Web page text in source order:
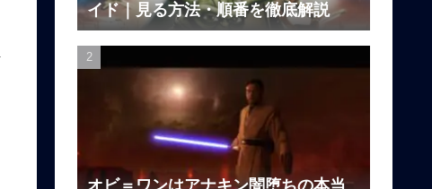
イド｜見る方法・順番を徹底解説
オビ＝ワンはアナキン闇堕ちの本当